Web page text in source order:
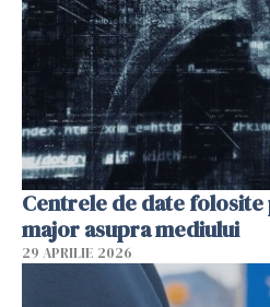
Centrele de date
major asupra mediului
29 APRILIE 2026